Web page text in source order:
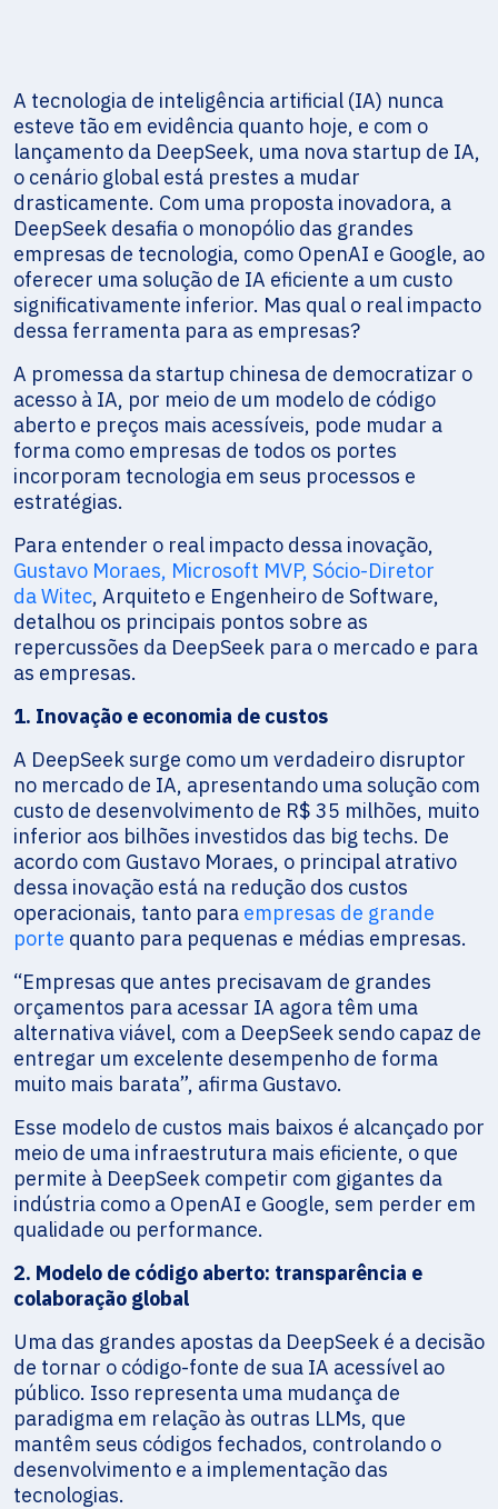
A tecnologia de inteligência artificial (IA) nunca
esteve tão em evidência quanto hoje, e com o
lançamento da DeepSeek, uma nova startup de IA,
o cenário global está prestes a mudar
drasticamente. Com uma proposta inovadora, a
DeepSeek desafia o monopólio das grandes
empresas de tecnologia, como OpenAI e Google, ao
oferecer uma solução de IA eficiente a um custo
significativamente inferior. Mas qual o real impacto
dessa ferramenta para as empresas?
A promessa da startup chinesa de democratizar o
acesso à IA, por meio de um modelo de código
aberto e preços mais acessíveis, pode mudar a
forma como empresas de todos os portes
incorporam tecnologia em seus processos e
estratégias.
Para entender o real impacto dessa inovação,
Gustavo Moraes, Microsoft MVP, Sócio-Diretor
da Witec, Arquiteto e Engenheiro de Software,
detalhou os principais pontos sobre as
repercussões da DeepSeek para o mercado e para
as empresas.
1. Inovação e economia de custos
A DeepSeek surge como um verdadeiro disruptor
no mercado de IA, apresentando uma solução com
custo de desenvolvimento de R$ 35 milhões, muito
inferior aos bilhões investidos das big techs. De
acordo com Gustavo Moraes, o principal atrativo
dessa inovação está na redução dos custos
operacionais, tanto para empresas de grande
porte quanto para pequenas e médias empresas.
“Empresas que antes precisavam de grandes
orçamentos para acessar IA agora têm uma
alternativa viável, com a DeepSeek sendo capaz de
entregar um excelente desempenho de forma
muito mais barata”, afirma Gustavo.
Esse modelo de custos mais baixos é alcançado por
meio de uma infraestrutura mais eficiente, o que
permite à DeepSeek competir com gigantes da
indústria como a OpenAI e Google, sem perder em
qualidade ou performance.
2. Modelo de código aberto: transparência e
colaboração global
Uma das grandes apostas da DeepSeek é a decisão
de tornar o código-fonte de sua IA acessível ao
público. Isso representa uma mudança de
paradigma em relação às outras LLMs, que
mantêm seus códigos fechados, controlando o
desenvolvimento e a implementação das
tecnologias.